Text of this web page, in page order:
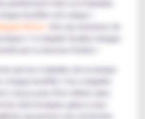
bouffée soit unique !
50 ml :
Avis aux amateurs de
! L'e-liquide Double mangue
par sa douceur fruitée !
par les e-liquides de la marque
chaque bouffée ! Ces e-liquides
conçus pour être utilisés dans
électroniques grâce à leur
qui permet une restitution